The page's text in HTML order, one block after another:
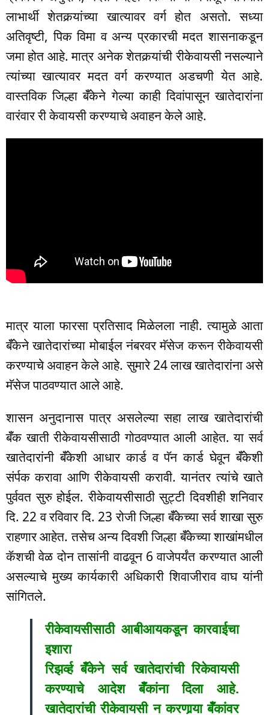
लाभार्थी शेतकर्‍यांच्या खात्यावर वर्ग होत असतो. सध्या
अतिवृष्टी, पिक विमा व अन्य प्रकारची मदत शासनाकडून
जमा होत आहे. मात्र अनेक शेतकर्‍यांची रीकेवायसी नसल्याने
त्यांच्या खात्यावर मदत वर्ग करण्यात अडचणी येत आहे.
वास्तविक जिल्हा बॅँकेने गेल्या काही दिवांपासून खातेदारांना
वारंवार री केवायसी करण्याचे अवाहन केले आहे.
मात्र याला फारसा प्रतिसाद मिळेलला नाही. त्यामुळे आता
बॅँकेने खातेदारांच्या मोबाईल नंबरवर मॅसेज करून रीकेवायसी
करण्याचे अवाहन केले आहे. सुमारे 24 लाख खातेदारांना असे
मॅसेज पाठवण्यात आले आहे.
शासन अनुदानास पात्र असलेल्या सहा लाख खातेदारांची
बॅँक खाती रीकेवायसीसाठी गोठवण्यात आली आहेत. या सर्व
खातेदारांनी बॅँकेशी आधार कार्ड व पॅन कार्ड घेवून बॅँकेशी
संर्पक करावा आणि रीकेवायसी करावी. यानंतर त्यांचे खाते
पुर्ववत सुरु होईल. रीकेवायसीसाठी सुट्टी दिवशीही शनिवार
दि. 22 व रविवार दि. 23 रोजी जिल्हा बॅँकेच्या सर्व शाखा सुरु
राहणार आहेत. तसेच अन्य दिवशी जिल्हा बॅँकेच्या शाखांमधील
कॅशची वेळ दोन तासांनी वाढवून 6 वाजेपर्यंत करण्यात आली
असल्याचे मुख्य कार्यकारी अधिकारी शिवाजीराव वाघ यांनी
सांगितले.
रीकेवायसीसाठी आबीआयकडून कारवाईचा
इशारा
रिझर्व्ह बॅँकेने सर्व खातेदारांची रिकेवायसी
करण्याचे आदेश बॅँकांना दिला आहे.
खातेदारांची रीकेवायसी न करणार्‍या बॅँकांवर